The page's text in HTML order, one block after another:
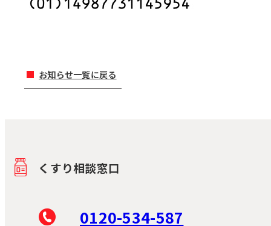
お知らせ一覧に戻る
くすり相談窓口
0120-534-587